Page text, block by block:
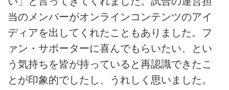
当のメンバーがオンラインコンテンツのアイ
ディアを出してくれたこともありました。フ
ァン・サポーターに喜んでもらいたい、とい
う気持ちを皆が持っていると再認識できたこ
とが印象的でしたし、うれしく思いました。